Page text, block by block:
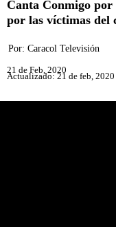
Canta Conmigo por
por las víctimas del
Por: Caracol Televisión
21 de Feb, 2020
Actualizado: 21 de feb, 2020